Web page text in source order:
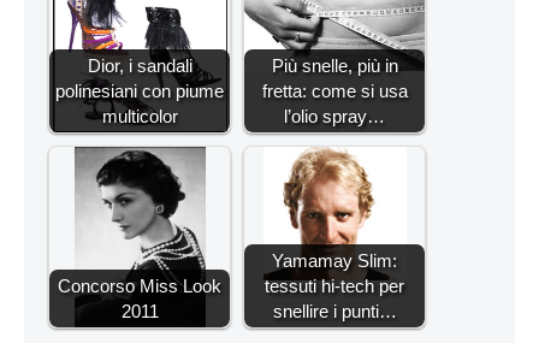
Dior, i sandali
polinesiani con piume
multicolor
Più snelle, più in
fretta: come si usa
l’olio spray…
Concorso Miss Look
2011
Yamamay Slim:
tessuti hi-tech per
snellire i punti…